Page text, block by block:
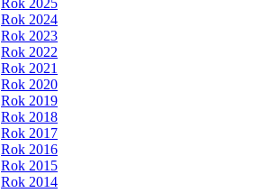
Rok 2025
Rok 2024
Rok 2023
Rok 2022
Rok 2021
Rok 2020
Rok 2019
Rok 2018
Rok 2017
Rok 2016
Rok 2015
Rok 2014